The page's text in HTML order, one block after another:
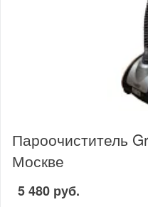
Пароочиститель
Москве
5 480 руб.